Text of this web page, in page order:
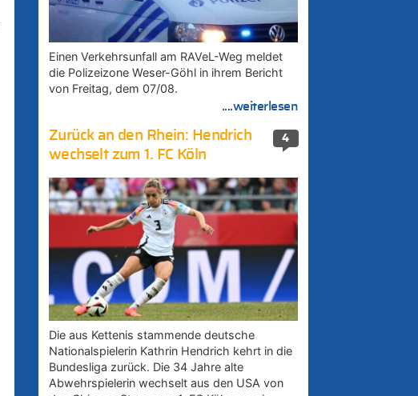
Einen Verkehrsunfall am RAVeL-Weg meldet
die Polizeizone Weser-Göhl in ihrem Bericht
von Freitag, dem 07/08.
....weiterlesen
4
Zurück an den Rhein: Hendrich
wechselt zum 1. FC Köln
Die aus Kettenis stammende deutsche
Nationalspielerin Kathrin Hendrich kehrt in die
Bundesliga zurück. Die 34 Jahre alte
Abwehrspielerin wechselt aus den USA von